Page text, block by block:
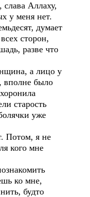
слава Аллаху,
у меня нет.
думает
сторон,
разве что
а лицо у
вполне было
старость
уже
Потом, я не
кого мне
ко мне,
будто